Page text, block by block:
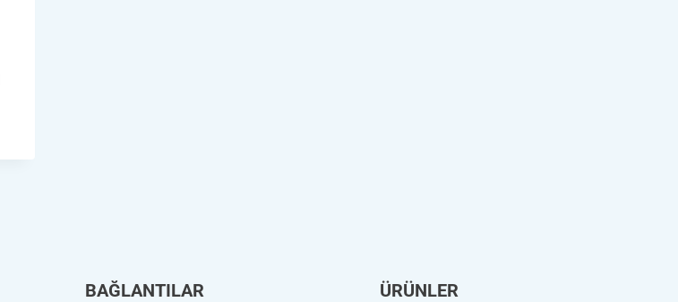
BAĞLANTILAR ÜRÜNLER